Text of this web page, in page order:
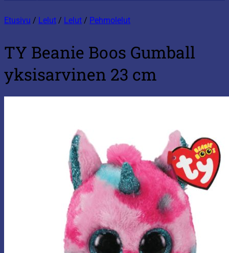
Etusivu / Lelut / Lelut / Pehmolelut
TY Beanie Boos Gumball
yksisarvinen 23 cm